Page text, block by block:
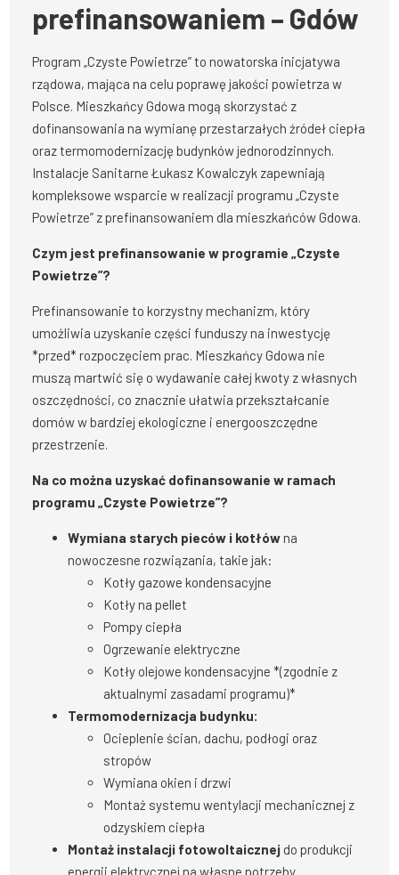
prefinansowaniem – Gdów
Program „Czyste Powietrze” to nowatorska inicjatywa
rządowa, mająca na celu poprawę jakości powietrza w
Polsce. Mieszkańcy Gdowa mogą skorzystać z
dofinansowania na wymianę przestarzałych źródeł ciepła
oraz termomodernizację budynków jednorodzinnych.
Instalacje Sanitarne Łukasz Kowalczyk zapewniają
kompleksowe wsparcie w realizacji programu „Czyste
Powietrze” z prefinansowaniem dla mieszkańców Gdowa.
Czym jest prefinansowanie w programie „Czyste
Powietrze”?
Prefinansowanie to korzystny mechanizm, który
umożliwia uzyskanie części funduszy na inwestycję
*przed* rozpoczęciem prac. Mieszkańcy Gdowa nie
muszą martwić się o wydawanie całej kwoty z własnych
oszczędności, co znacznie ułatwia przekształcanie
domów w bardziej ekologiczne i energooszczędne
przestrzenie.
Na co można uzyskać dofinansowanie w ramach
programu „Czyste Powietrze”?
Wymiana starych pieców i kotłówna
nowoczesne rozwiązania, takie jak:
Kotły gazowe kondensacyjne
Kotły na pellet
Pompy ciepła
Ogrzewanie elektryczne
Kotły olejowe kondensacyjne *(zgodnie z
aktualnymi zasadami programu)*
Termomodernizacja budynku:
Ocieplenie ścian, dachu, podłogi oraz
stropów
Wymiana okien i drzwi
Montaż systemu wentylacji mechanicznej z
odzyskiem ciepła
Montaż instalacji fotowoltaicznej do produkcji
energii elektrycznej na własne potrzeby.